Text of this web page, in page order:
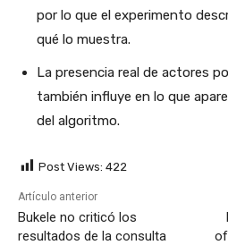
por lo que el experimento
qué lo muestra.
La presencia real de actores
también influye en lo que
del algoritmo.
Post Views: 422
Artículo anterior
Bukele no criticó los
resultados de la consulta